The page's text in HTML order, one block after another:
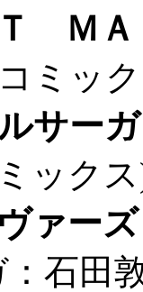
Ｔ ＭＡ
ミッ
サー
ック
ァー
石田